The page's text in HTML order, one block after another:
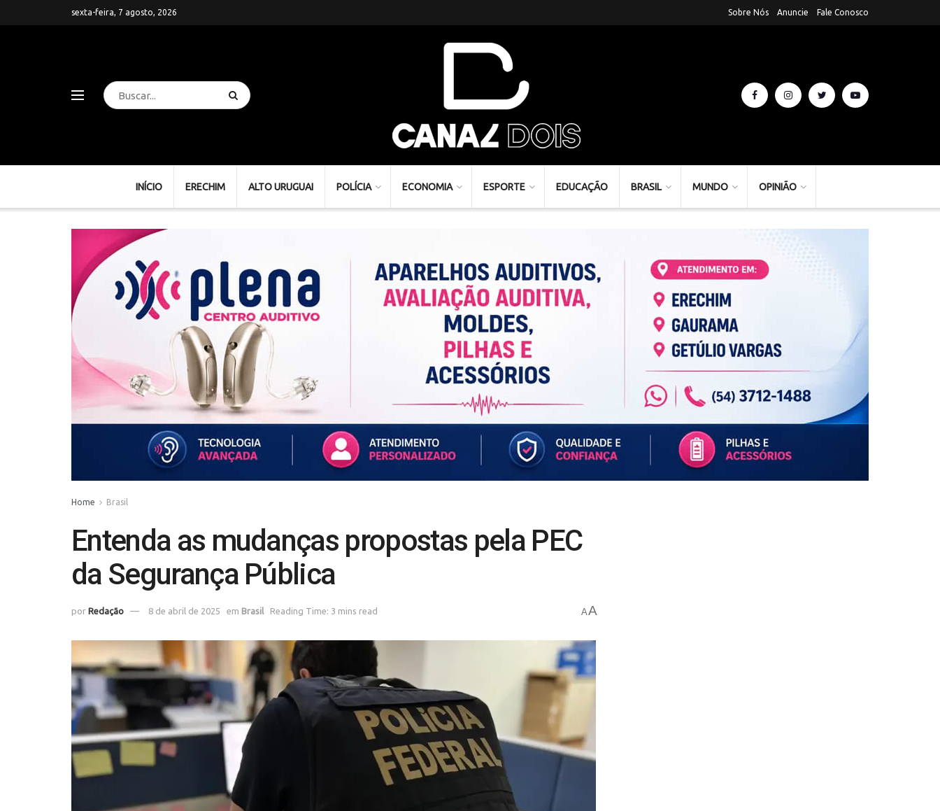
sexta-feira, 7 agosto, 2026 Sobre Nós Anuncie Fale Conosco
INÍCIO ERECHIM ALTO URUGUAI POLÍCIA ECONOMIA ESPORTE EDUCAÇÃO BRASIL MUNDO OPINIÃO
Home Brasil
Entenda as mudanças propostas pela PEC
da Segurança Pública
por Redação 8 de abril de 2025 em Brasil Reading Time: 3 mins read AA